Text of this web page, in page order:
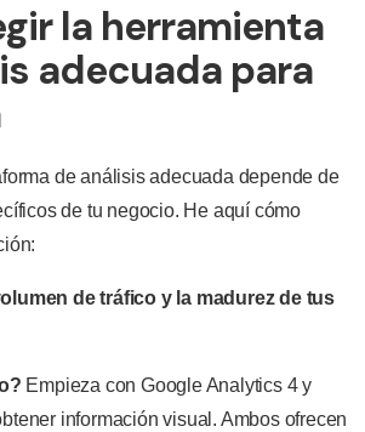
la herramienta
adecuada para
de análisis adecuada depende de
de tu negocio. He aquí cómo
de tráfico y la madurez de tus
Empieza con Google Analytics 4 y
información visual. Ambos ofrecen